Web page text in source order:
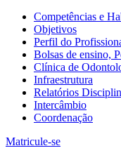
Competências e
Objetivos
Perfil do
Bolsas de ensino,
Clínica de
Infraestrutura
Relatórios
Intercâmbio
Coordenação
Matricule-se